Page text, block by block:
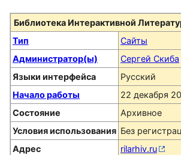
Библиотека Интерактивной
Тип
Сайты
Администратор(ы)
Сергей Скиба
Языки интерфейса
Русский
Начало работы
22 декабря
Состояние
Архивное
Условия использования Без
Адрес
rilarhiv.ru